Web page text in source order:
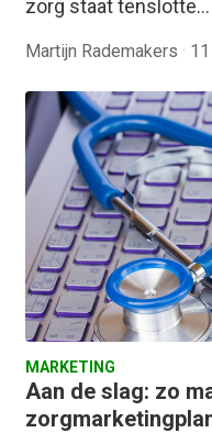
zorg staat tenslotte…
Martijn Rademakers ·
MARKETING
Aan de slag: zo